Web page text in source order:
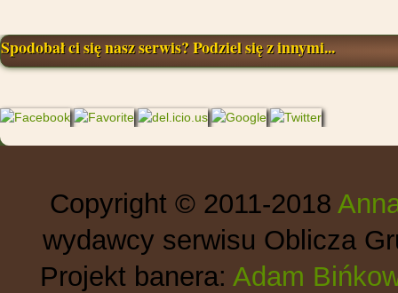
Spodobał ci się nasz serwis? Podziel się z innymi...
Copyright © 2011-2018
wydawcy serwisu Oblicza
Projekt banera: Adam